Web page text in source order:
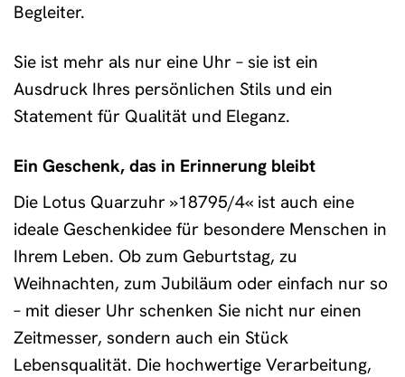
Begleiter.
Sie ist mehr als nur eine Uhr – sie ist ein
Ausdruck Ihres persönlichen Stils und ein
Statement für Qualität und Eleganz.
Ein Geschenk, das in Erinnerung bleibt
Die Lotus Quarzuhr »18795/4« ist auch eine
ideale Geschenkidee für besondere Menschen in
Ihrem Leben. Ob zum Geburtstag, zu
Weihnachten, zum Jubiläum oder einfach nur so
– mit dieser Uhr schenken Sie nicht nur einen
Zeitmesser, sondern auch ein Stück
Lebensqualität. Die hochwertige Verarbeitung,